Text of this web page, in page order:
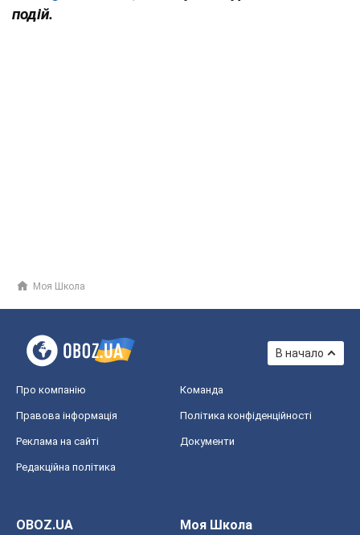
подій.
Моя Школа
В начало
Про компанію Команда
Правова інформація Політика конфіденційності
Реклама на сайті Документи
Редакційна політика
OBOZ.UA
Моя Школа